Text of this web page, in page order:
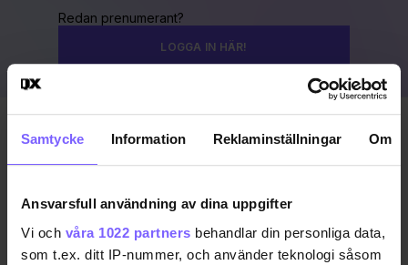
Samtycke Information Reklaminställningar Om
Ansvarsfull användning av dina uppgifter
Vi och våra 1022 partners behandlar din personliga data,
som t.ex. ditt IP-nummer, och använder teknologi såsom
Redan prenumerant?
LOGGA IN HÄR!
Publicerad 2020-02-03
QX GAYGALA 2020